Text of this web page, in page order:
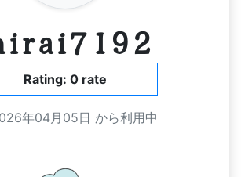
Rating: 0 rate
年04月05日 から利用中